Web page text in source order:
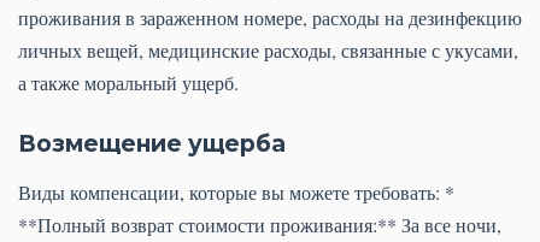
проживания в зараженном номере, расходы на дезинфекцию
личных вещей, медицинские расходы, связанные с укусами,
а также моральный ущерб.
Возмещение ущерба
Виды компенсации, которые вы можете требовать: *
**Полный возврат стоимости проживания:** За все ночи,